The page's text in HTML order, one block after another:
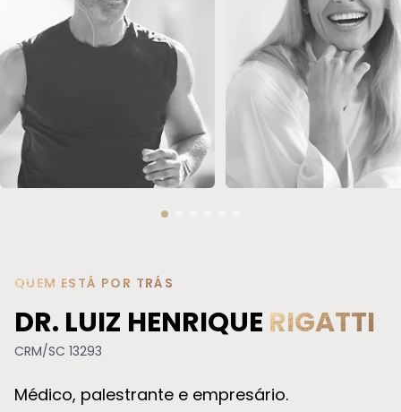
QUEM ESTÁ POR TRÁS
DR. LUIZ HENRIQUE RIGATTI
CRM/SC 13293
Médico, palestrante e empresário.